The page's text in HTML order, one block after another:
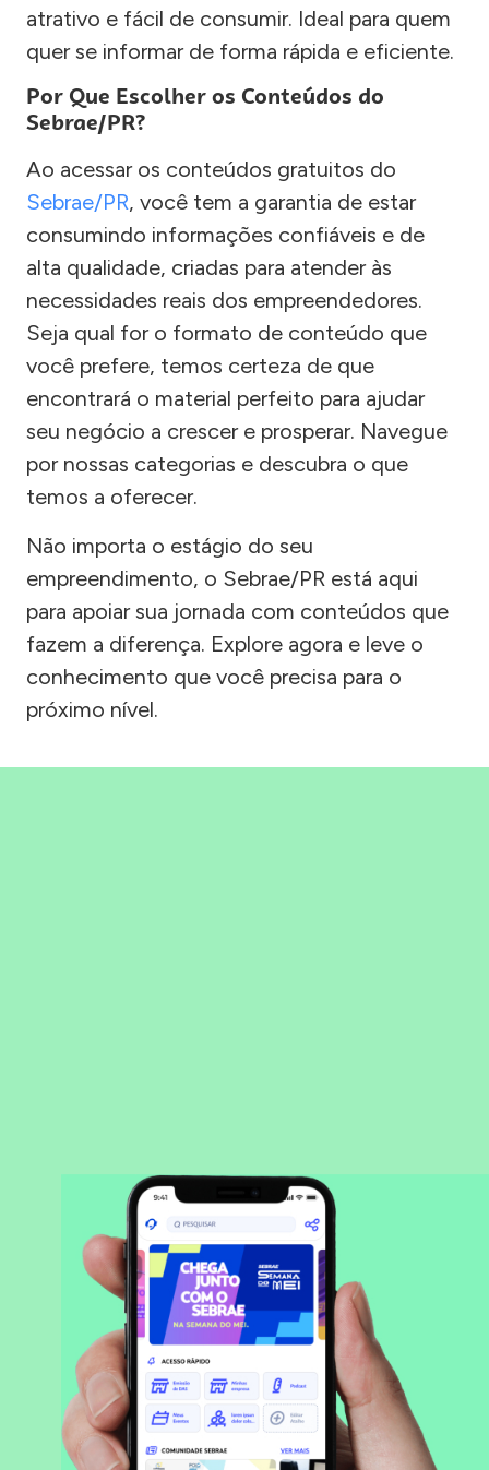
atrativo e fácil de consumir. Ideal para quem
quer se informar de forma rápida e eficiente.
Por Que Escolher os Conteúdos do
Sebrae/PR?
Ao acessar os conteúdos gratuitos do
Sebrae/PR, você tem a garantia de estar
consumindo informações confiáveis e de
alta qualidade, criadas para atender às
necessidades reais dos empreendedores.
Seja qual for o formato de conteúdo que
você prefere, temos certeza de que
encontrará o material perfeito para ajudar
seu negócio a crescer e prosperar. Navegue
por nossas categorias e descubra o que
temos a oferecer.
Não importa o estágio do seu
empreendimento, o Sebrae/PR está aqui
para apoiar sua jornada com conteúdos que
fazem a diferença. Explore agora e leve o
conhecimento que você precisa para o
próximo nível.